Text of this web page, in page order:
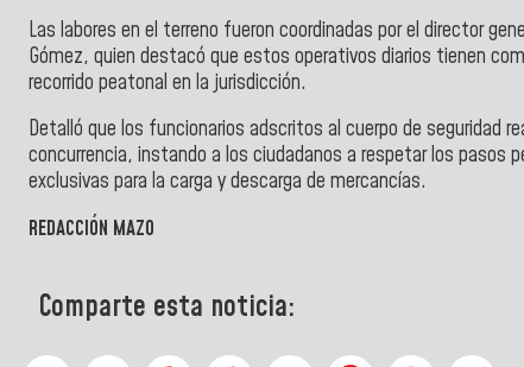
Las labores en el terreno fueron coordinadas por el director
Gómez, quien destacó que estos operativos diarios tienen
recorrido peatonal en la jurisdicción.
Detalló que los funcionarios adscritos al cuerpo de seguridad
concurrencia, instando a los ciudadanos a respetar los pasos
exclusivas para la carga y descarga de mercancías.
REDACCIÓN MAZO
Comparte esta noticia: